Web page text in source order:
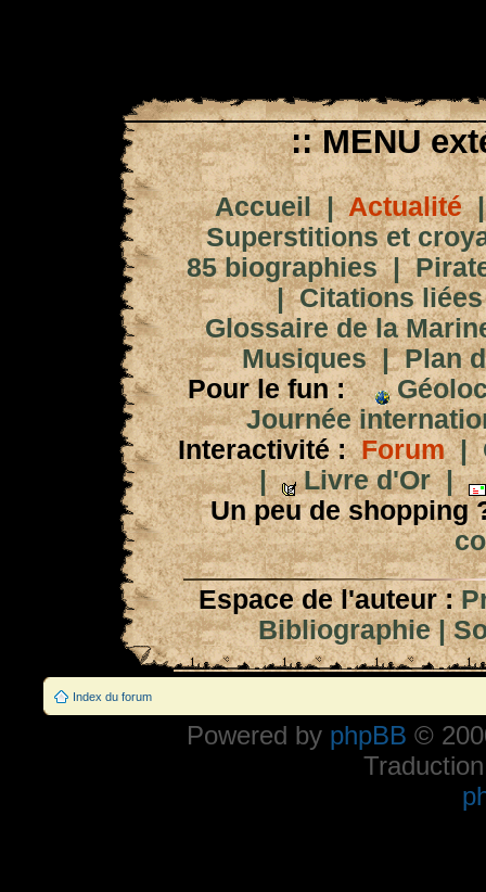
:: MENU
Accueil|Actualité
Superstitions et
85 biographies|
|Citations
Glossaire de la
Musiques|Plan
Pour le fun :
Journée
Interactivité : Forum|
|
Livre d'Or|
Un peu de shopping
Espace de l'auteur :
Bibliographie|
Index du forum
Powered by phpBB ©